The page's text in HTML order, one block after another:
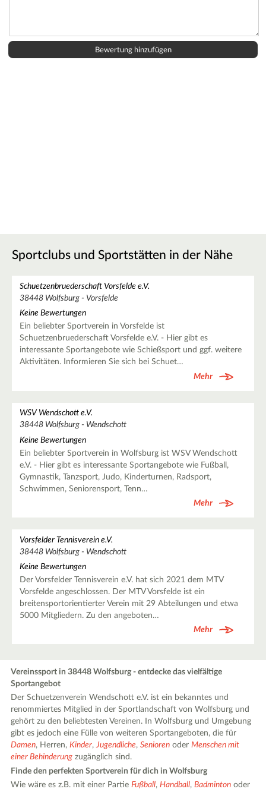
Sportclubs und Sportstätten in der Nähe
Schuetzenbruederschaft Vorsfelde e.V.
38448 Wolfsburg - Vorsfelde
Keine Bewertungen
Ein beliebter Sportverein in Vorsfelde ist
Schuetzenbruederschaft Vorsfelde e.V. - Hier gibt es
interessante Sportangebote wie Schießsport und ggf. weitere
Aktivitäten. Informieren Sie sich bei Schuet…
Mehr
WSV Wendschott e.V.
38448 Wolfsburg - Wendschott
Keine Bewertungen
Ein beliebter Sportverein in Wolfsburg ist WSV Wendschott
e.V. - Hier gibt es interessante Sportangebote wie Fußball,
Gymnastik, Tanzsport, Judo, Kinderturnen, Radsport,
Schwimmen, Seniorensport, Tenn…
Mehr
Vorsfelder Tennisverein e.V.
38448 Wolfsburg - Wendschott
Keine Bewertungen
Der Vorsfelder Tennisverein e.V. hat sich 2021 dem MTV
Vorsfelde angeschlossen. Der MTV Vorsfelde ist ein
breitensportorientierter Verein mit 29 Abteilungen und etwa
5000 Mitgliedern. Zu den angeboten…
Mehr
Vereinssport in 38448 Wolfsburg - entdecke das vielfältige
Sportangebot
Der Schuetzenverein Wendschott e.V. ist ein bekanntes und
renommiertes Mitglied in der Sportlandschaft von Wolfsburg und
gehört zu den beliebtesten Vereinen. In Wolfsburg und Umgebung
gibt es jedoch eine Fülle von weiteren Sportangeboten, die für
Damen, Herren,Kinder,Jugendliche,Senioren oderMenschen mit
einer Behinderung zugänglich sind.
Finde den perfekten Sportverein für dich in Wolfsburg
Wie wäre es z.B. mit einer PartieFußball,Handball,Badminton oder